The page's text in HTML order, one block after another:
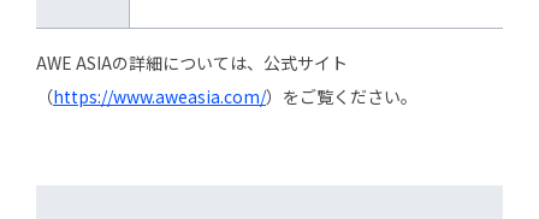
AWE ASIAの詳細については、公式サイト
（https://www.aweasia.com/）をご覧ください。